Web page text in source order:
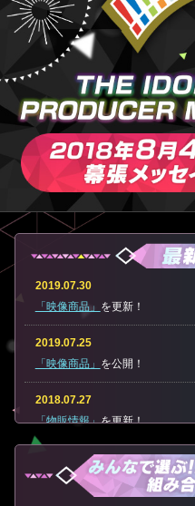
2019.07.30
「映像商品」 を更新！
2019.07.25
「映像商品」 を公開！
2018.07.27
「物販情報」を更新！
CD・映像・書籍情報、ライブビ
2018.07.24